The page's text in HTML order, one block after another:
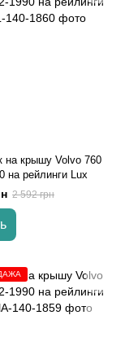
на крышу Volvo 760
на рейлинги Lux
2 592 грн